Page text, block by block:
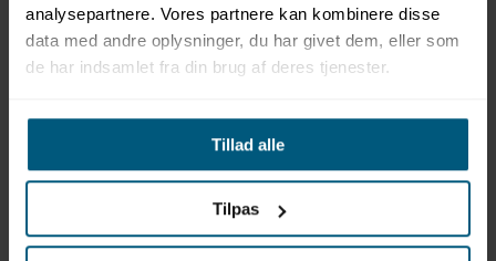
analysepartnere. Vores partnere kan kombinere disse
data med andre oplysninger, du har givet dem, eller som
de har indsamlet fra din brug af deres tjenester.
Tillad alle
Tilpas
Oeko-Tex® Standard 100, garanterer at tekstilerne er
testet for skadelige stoffer og ikke har nogen negativ
virkning på sundheden.
4 = XS
7 = L
8 = XL